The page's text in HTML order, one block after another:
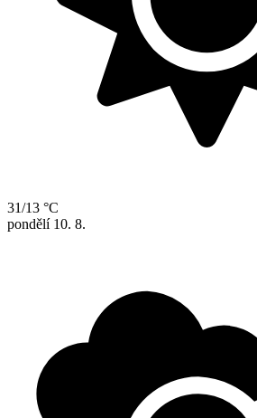
31/13 °C
pondělí 10. 8.